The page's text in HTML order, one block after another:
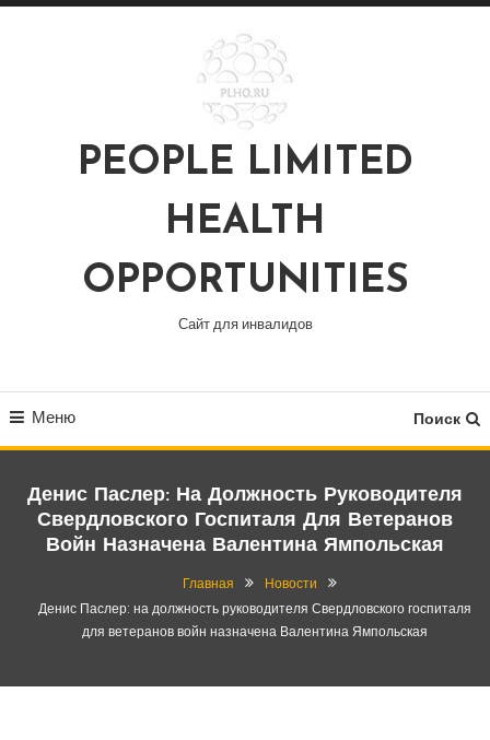
Перейти
PEOPLE LIMITED
HEALTH
OPPORTUNITIES
Сайт для инвалидов
Меню Поиск
Денис Паслер: На Должность Руководителя
Свердловского Госпиталя Для Ветеранов
Войн Назначена Валентина Ямпольская
Главная
Новости
Денис Паслер: на должность руководителя Свердловского госпиталя
для ветеранов войн назначена Валентина Ямпольская